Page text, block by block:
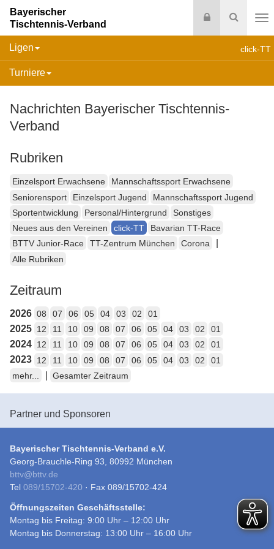
Suche
Login
Bayerischer
Tischtennis-Verband
click-TT
Ligen
Turniere
Nachrichten Bayerischer Tischtennis-
Verband
Rubriken
Einzelsport Erwachsene
Mannschaftssport Erwachsene
Seniorensport
Einzelsport Jugend
Mannschaftssport Jugend
Sportentwicklung
Personal/Hintergrund
Sonstiges
Neues aus den Vereinen
click-TT
Bavarian TT-Race
BTTV Junior-Race
TT-Zentrum München Corona
Alle Rubriken
Zeitraum
2026 08 07 06 05 04 03 02 01
2025 12 11 10 09 08 07 06 05 04 03 02 01
2024 12 11 10 09 08 07 06 05 04 03 02 01
2023 12 11 10 09 08 07 06 05 04 03 02
01
mehr...
Gesamter Zeitraum
Partner und Sponsoren
Bayerischer Tischtennis-Verband e.V.
Georg-Brauchle-Ring 93, 80992 München
bttv@bttv.de
Tel 089/15702-420 · Fax 089/15702-424
Öffnungszeiten Geschäftsstelle:
Montag bis Freitag: 9:00 Uhr – 12:00 Uhr
Montag bis Donnerstag: 13:00 Uhr – 16:00 Uhr